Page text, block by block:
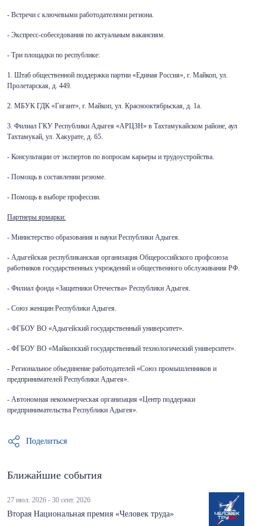
- Встречи с ключевыми работодателями региона.
- Экспресс-собеседования по актуальным вакансиям.
- Три площадки по республике:
1. Штаб общественной поддержки партии «Единая Россия», г. Майкоп, ул.
Пролетарская, д. 449.
2. МБУК ГДК «Гигант», г. Майкоп, ул. Краснооктябрьская, д. 1а.
3. Филиал ГКУ Республики Адыгея «АРЦЗН» в Тахтамукайском районе, аул
Тахтамукай, ул. Хакурате, д. 65.
- Консультации от экспертов по вопросам карьеры и трудоустройства.
- Помощь в составлении резюме.
- Помощь в выборе профессии.
Партнеры ярмарки:
- Министерство образования и науки Республики Адыгея.
- Адыгейская республиканская организация Общероссийского профсоюза
работников государственных учреждений и общественного обслуживания РФ.
- Филиал фонда «Защитники Отечества» Республики Адыгея.
- Союз женщин Республики Адыгея.
- ФГБОУ ВО «Адыгейский государственный университет».
- ФГБОУ ВО «Майкопский государственный технологический университет».
- Региональное объединение работодателей «Союз промышленников и
предпринимателей Республики Адыгея».
- Автономная некоммерческая организация «Центр поддержки
предпринимательства Республики Адыгея».
Поделиться
Ближайшие события
27 июл. 2026 - 30 сент. 2026
Вторая Национальная премия «Человек труда»